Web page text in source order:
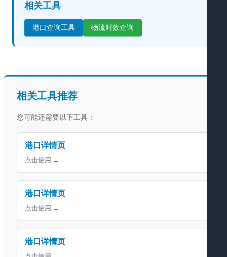
相关工具
港口查询工具 物流时效查询
相关工具推荐
您可能还需要以下工具：
港口详情页
点击使用 →
港口详情页
点击使用 →
港口详情页